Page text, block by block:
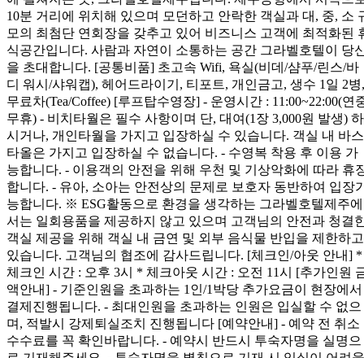
10분 거리에 위치해 있으며 모던하고 안락한 객실과 대, 중, 소
모의 최첨단 연회장을 갖추고 있어 비즈니스 고객에 최적화된
식공간입니다. 사람과 자연이 소통하는 공간 그라벨호텔이 당
을 초대합니다. [공통비품] 초고속 Wifi, 욕실(비데/샴푸/린스/바
디 워시/샤워캡), 헤어드라이기, 티포트, 개인금고, 생수 1일 2병,
무료차(Tea/Coffee) [루프탑수영장] - 운영시간 : 11:00~22:00(연
무휴) - 비치타월은 필수 사항이며 단, 대여(1장 3,000원 발생) 하
시거나, 개인타월을 가지고 입장하실 수 있습니다. 객실 내 바스
타올은 가지고 입장하실 수 없습니다. - 수영복 착용 후 이용 가
능합니다. - 이용객의 안전을 위해 우천 및 기상악화에 따라 휴
합니다. - 유아, 소아는 안전상의 문제로 보호자 동반하여 입장
능합니다. ※ ESG활동으로 환경을 생각하는 그라벨호텔제주에
서는 일회용품을 제공하지 않고 있으며 고객님의 안전과 청결
객실 제공을 위해 객실 내 금연 및 외부 음식물 반입을 제한하고
있습니다. 고객님의 협조에 감사드립니다. [체크인/아웃 안내] *
체크인 시간 : 오후 3시 * 체크아웃 시간 : 오전 11시 [추가인원
액안내] - 기준인원을 초과하는 1인/1박당 추가요금이 현장에서
결제진행됩니다. - 최대인원을 초과하는 인원은 입실할 수 없으
며, 적발시 강제퇴실조치 진행됩니다 [예약안내] - 예약 전 취소
수수료를 꼭 확인바랍니다. - 예약시 반드시 투숙자명을 실명으